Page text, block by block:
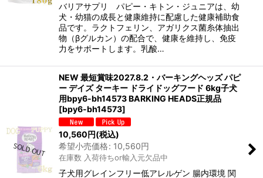
バリアサプリ パピー・キトン・ジュニアは、幼
犬・幼猫の成長と健康維持に配慮した健康補助食
品です。ラクトフェリン、アガリクス菌糸体抽出
物（βグルカン）の配合で、健康を維持し、免疫
力をサポートします。乳酸…
NEW 最短賞味2027.8.2・バーキングヘッズ パピ
ー デイズ ターキー ドライドッグフード 6kg子犬
用bpy6-bh14573 BARKING HEADS正規品
[bpy6-bh14573]
10,560円(税込)
希望小売価格: 10,560円
在庫数 入荷待ちor輸入元欠品中
子犬用グレインフリー低アレルゲン 腸内環境 関